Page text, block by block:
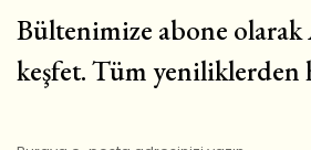
Bültenimize abone
keşfet. Tüm yeniliklerden